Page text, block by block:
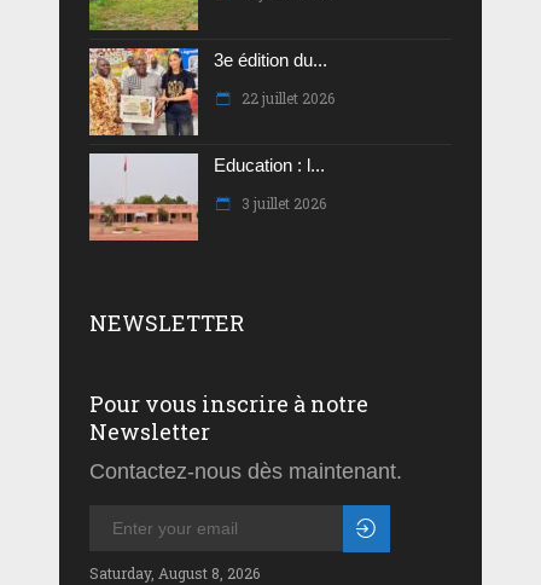
3e édition du...
22 juillet 2026
Education : l...
3 juillet 2026
NEWSLETTER
Pour vous inscrire à notre
Newsletter
Contactez-nous dès maintenant.
Saturday, August 8, 2026